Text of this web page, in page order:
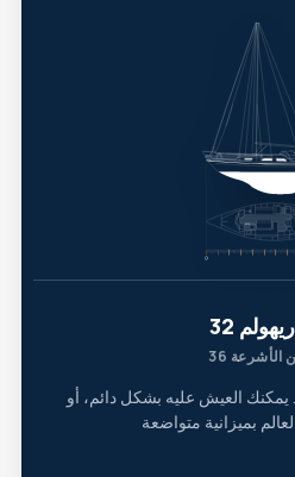
يمكنك العيش عليه بشكل دائم، أو